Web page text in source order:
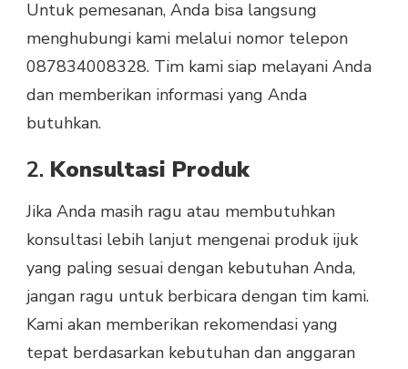
Untuk pemesanan, Anda bisa langsung
menghubungi kami melalui nomor telepon
087834008328. Tim kami siap melayani Anda
dan memberikan informasi yang Anda
butuhkan.
2. Konsultasi Produk
Jika Anda masih ragu atau membutuhkan
konsultasi lebih lanjut mengenai produk ijuk
yang paling sesuai dengan kebutuhan Anda,
jangan ragu untuk berbicara dengan tim kami.
Kami akan memberikan rekomendasi yang
tepat berdasarkan kebutuhan dan anggaran